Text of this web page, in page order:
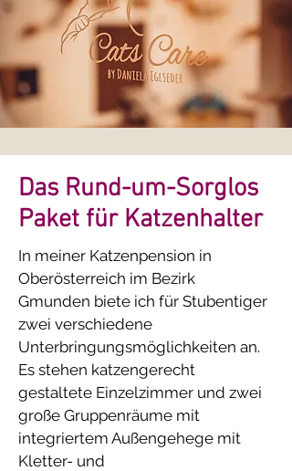
Das Rund-um-Sorglos
Paket für Katzenhalter
In meiner Katzenpension in
Oberösterreich im Bezirk
Gmunden biete ich für Stubentiger
zwei verschiedene
Unterbringungsmöglichkeiten an.
Es stehen katzengerecht
gestaltete Einzelzimmer und zwei
große Gruppenräume mit
integriertem Außengehege mit
Kletter- und